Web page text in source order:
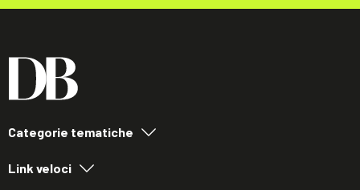
Categorie tematiche
Link veloci